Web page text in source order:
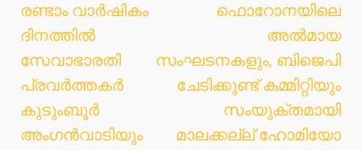
രണ്ടാം വാർഷികം
ദിനത്തിൽ
സേവാഭാരതി
പ്രവർത്തകർ
കുടുംബൂർ
അംഗൻവാടിയും
ഫൊറോനയിലെ
അൽമായ
സംഘടനകളും, ബിജെപി
ചേടിക്കുണ്ട് കമ്മിറ്റിയും
സംയുക്തമായി
മാലക്കല്ല് ഹോമിയോ